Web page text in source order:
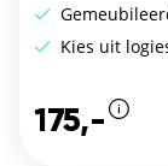
Kies uit
175,-